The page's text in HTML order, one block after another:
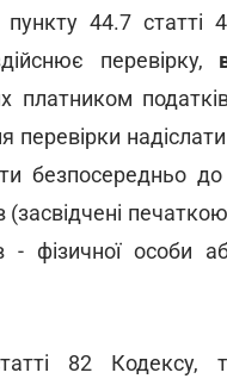
44.7
перевірку,
платником
перевірки
безпосередньо
(засвідчені
- фізичної особи
82 Кодексу,